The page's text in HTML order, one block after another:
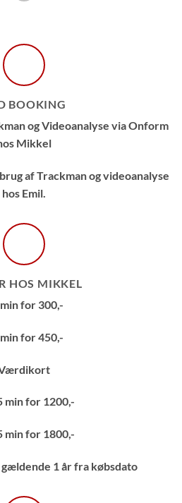
BOOKING
og Videoanalyse via Onform
Mikkel
af Trackman og videoanalyse
hos Emil.
HOS MIKKEL
for 300,-
for 450,-
min for 1200,-
min for 1800,-
1 år fra købsdato